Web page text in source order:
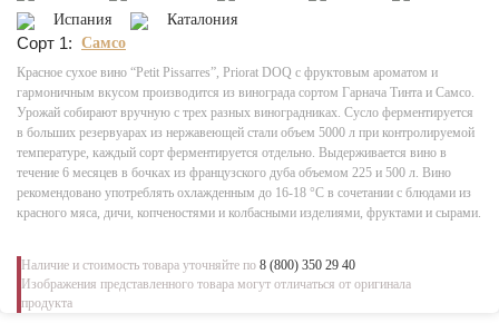
Испания
Каталония
Сорт 1: Самсо
Красное сухое вино “Petit Pissarres”, Priorat DOQ с фруктовым ароматом и
гармоничным вкусом производится из винограда сортом Гарнача Тинта и Самсо.
Урожай собирают вручную с трех разных виноградниках. Сусло ферментируется
в больших резервуарах из нержавеющей стали объем 5000 л при контролируемой
температуре, каждый сорт ферментируется отдельно. Выдерживается вино в
течение 6 месяцев в бочках из французского дуба объемом 225 и 500 л. Вино
рекомендовано употреблять охлажденным до 16-18 °С в сочетании с блюдами из
красного мяса, дичи, копченостями и колбасными изделиями, фруктами и сырами.
Наличие и стоимость товара уточняйте по 8 (800) 350 29 40
Изображения представленного товара могут отличаться от оригинала
продукта